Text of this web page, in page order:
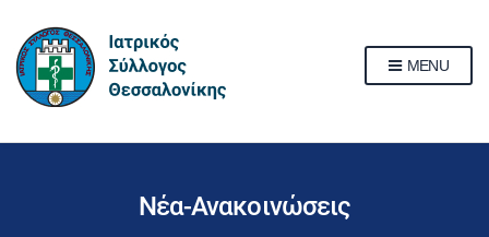
m
MENU
Νέα-Ανακοινώσεις